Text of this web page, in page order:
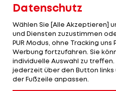
Ausnahmesituation - wir
wirtschaftlich
Geschäftsführer
nach dem Spiel. Was ein
kann.
Der nächste Gegner in
Datenschutz
Wählen Sie [Alle Akzeptieren]
und Diensten zuzustimmen
PUR Modus, ohne Tracking uns
Werbung fortzufahren. Sie
individuelle Auswahl zu
jederzeit über den Button links
der Fußzeile anpassen.